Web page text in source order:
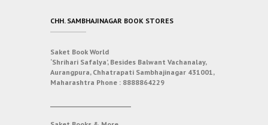
CHH. SAMBHAJINAGAR BOOK STORES
Saket Book World
‘Shrihari Safalya’, Besides Balwant Vachanalay,
Aurangpura, Chhatrapati Sambhajinagar 431001,
Maharashtra Phone : 8888864229